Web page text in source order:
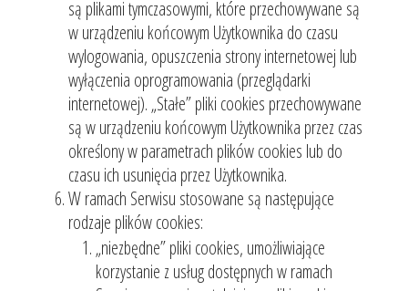
są plikami tymczasowymi, które przechowywane są
w urządzeniu końcowym Użytkownika do czasu
wylogowania, opuszczenia strony internetowej lub
wyłączenia oprogramowania (przeglądarki
internetowej). „Stałe” pliki cookies przechowywane
są w urządzeniu końcowym Użytkownika przez czas
określony w parametrach plików cookies lub do
czasu ich usunięcia przez Użytkownika.
W ramach Serwisu stosowane są następujące
rodzaje plików cookies:
„niezbędne” pliki cookies, umożliwiające
korzystanie z usług dostępnych w ramach